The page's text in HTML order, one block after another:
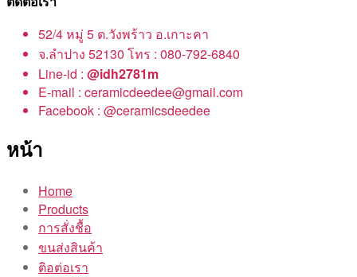
52/4 หมู่ 5 ต.วังพร้าว อ.เกาะคา
จ.ลำปาง 52130 โทร : 080-792-6840
Line-id : @idh2781m
E-mail : ceramicdeedee@gmail.com
Facebook : @ceramicsdeedee
หน้า
Home
Products
การสั่งชื้อ
ขนส่งสินค้า
ติอต่อเรา